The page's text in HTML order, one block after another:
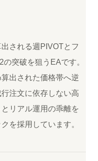
される週PIVOTとフ
突破を狙うEAです。
出された価格帯へ逆
注文に依存しない高
リアル運用の乖離を
を採用しています。